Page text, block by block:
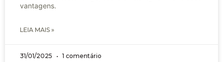
vantagens.
LEIA MAIS »
31/01/2025 1 comentário